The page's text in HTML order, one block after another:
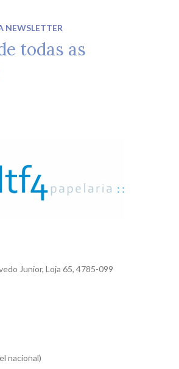
NEWSLETTER
todas as
Junior, Loja 65, 4785-099
nacional)